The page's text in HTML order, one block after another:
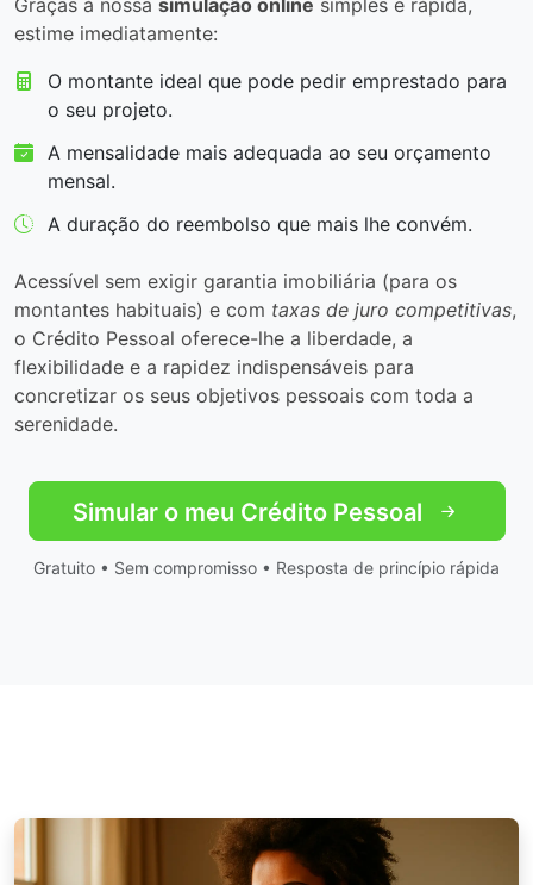
Graças à nossa simulação online simples e rápida,
estime imediatamente:
O montante ideal que pode pedir emprestado para
o seu projeto.
A mensalidade mais adequada ao seu orçamento
mensal.
A duração do reembolso que mais lhe convém.
Acessível sem exigir garantia imobiliária (para os
montantes habituais) e com taxas de juro competitivas,
o Crédito Pessoal oferece-lhe a liberdade, a
flexibilidade e a rapidez indispensáveis para
concretizar os seus objetivos pessoais com toda a
serenidade.
Simular o meu Crédito Pessoal
Gratuito • Sem compromisso • Resposta de princípio rápida